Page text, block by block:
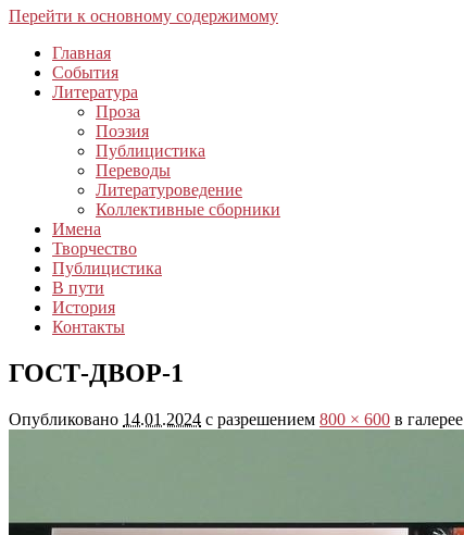
Перейти к основному содержимому
Главная
События
Литература
Проза
Поэзия
Публицистика
Переводы
Литературоведение
Коллективные сборники
Имена
Творчество
Публицистика
В пути
История
Контакты
ГОСТ-ДВОР-1
Опубликовано 14.01.2024 с разрешением 800 × 600 в галерее